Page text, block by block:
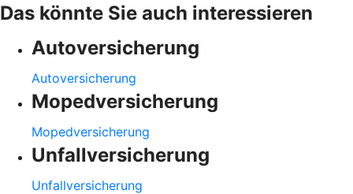
Das könnte Sie auch interessieren
Autoversicherung
Autoversicherung
Mopedversicherung
Mopedversicherung
Unfallversicherung
Unfallversicherung